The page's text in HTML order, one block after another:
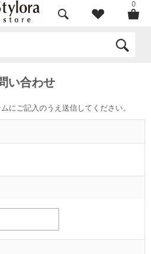
0
い合わせ
にご記入のうえ送信してください。